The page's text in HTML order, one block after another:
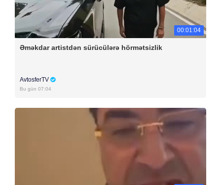
00:01:04
Əməkdar artistdən sürücülərə hörmətsizlik
AvtosferTV
Bu gün 07:04